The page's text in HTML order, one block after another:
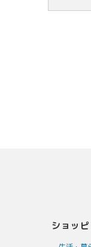
ショッ